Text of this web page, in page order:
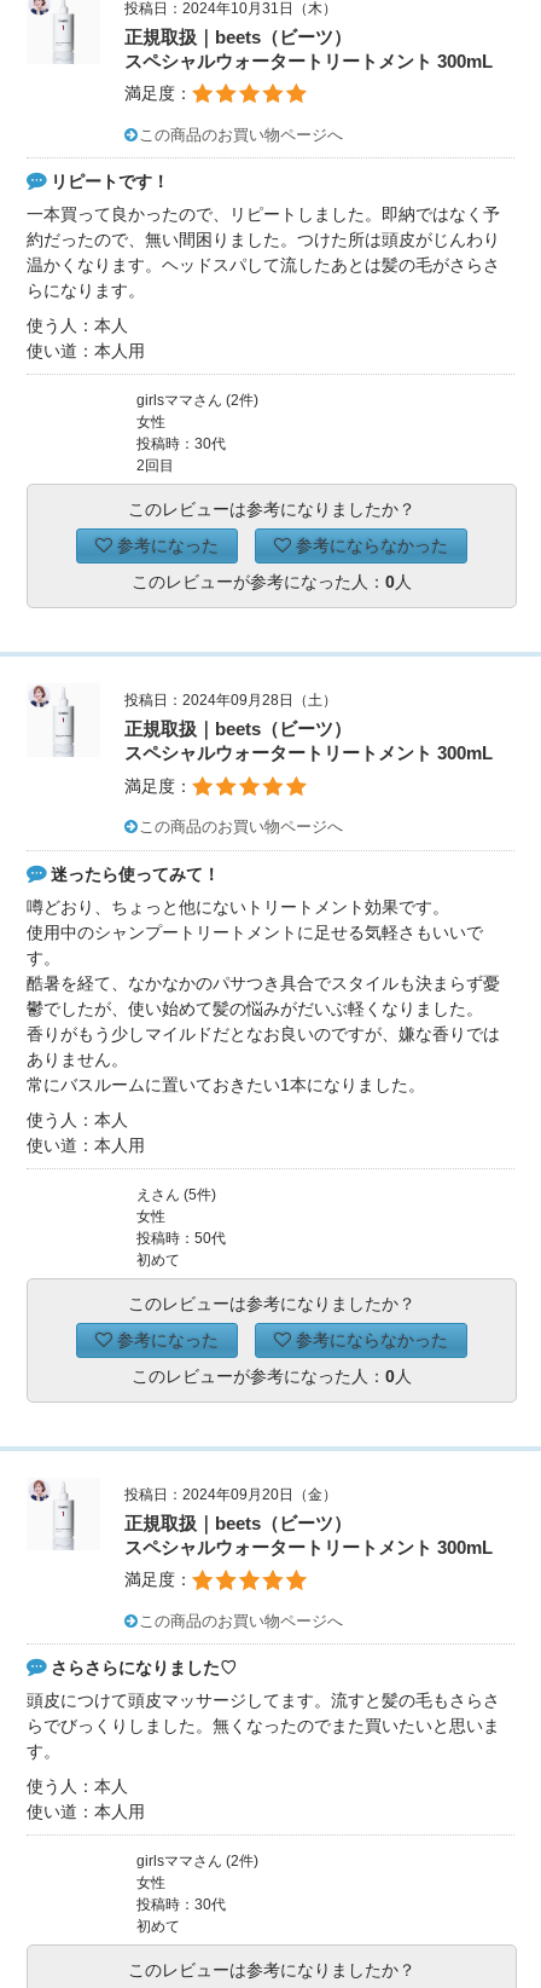
投稿日：2024年10月31日（木）
正規取扱｜beets（ビーツ）
スペシャルウォータートリートメント 300mL
満足度：
この商品のお買い物ページへ
リピートです！
一本買って良かったので、リピートしました。即納ではなく予
約だったので、無い間困りました。つけた所は頭皮がじんわり
温かくなります。ヘッドスパして流したあとは髪の毛がさらさ
らになります。
使う人：本人
使い道：本人用
girlsママさん (2件)
女性
投稿時：30代
2回目
このレビューは参考になりましたか？
参考になった
参考にならなかった
このレビューが参考になった人： 0人
投稿日：2024年09月28日（土）
正規取扱｜beets（ビーツ）
スペシャルウォータートリートメント 300mL
満足度：
この商品のお買い物ページへ
迷ったら使ってみて！
噂どおり、ちょっと他にないトリートメント効果です。
使用中のシャンプートリートメントに足せる気軽さもいいで
す。
酷暑を経て、なかなかのパサつき具合でスタイルも決まらず憂
鬱でしたが、使い始めて髪の悩みがだいぶ軽くなりました。
香りがもう少しマイルドだとなお良いのですが、嫌な香りでは
ありません。
常にバスルームに置いておきたい1本になりました。
使う人：本人
使い道：本人用
えさん (5件)
女性
投稿時：50代
初めて
このレビューは参考になりましたか？
参考になった
参考にならなかった
このレビューが参考になった人： 0人
投稿日：2024年09月20日（金）
正規取扱｜beets（ビーツ）
スペシャルウォータートリートメント 300mL
満足度：
この商品のお買い物ページへ
さらさらになりました♡
頭皮につけて頭皮マッサージしてます。流すと髪の毛もさらさ
らでびっくりしました。無くなったのでまた買いたいと思いま
す。
使う人：本人
使い道：本人用
girlsママさん (2件)
女性
投稿時：30代
初めて
このレビューは参考になりましたか？